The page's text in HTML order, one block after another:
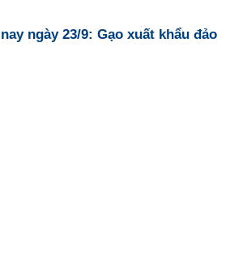
ngày 23/9: Gạo xuất khẩu đảo